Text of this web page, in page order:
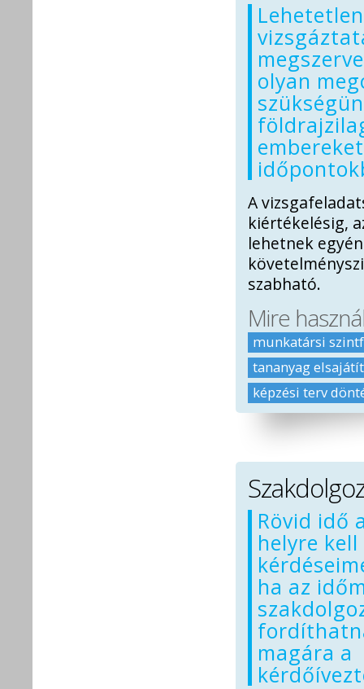
olyan
A
kiértékelésig,
lehetnek
szabható.
Mire
munkatársi
tananyag
képzési terv
Rövid idő
helyre
ha az
magára a